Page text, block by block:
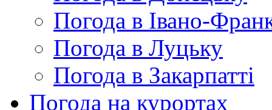
Погода в Івано-
Погода в Луцьку
Погода в Закарпатті
Погода на курортах